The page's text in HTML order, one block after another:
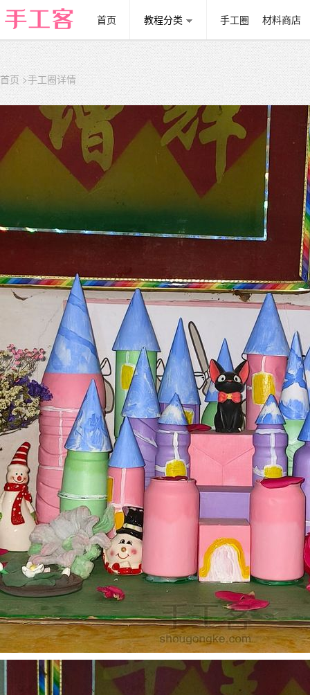
首页 教程分类 手工圈 材料商店
首页>手工圈详情